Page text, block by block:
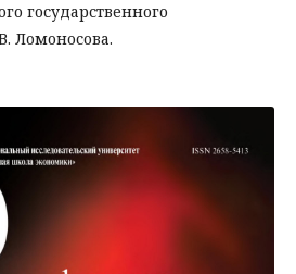
государственного
Ломоносова.